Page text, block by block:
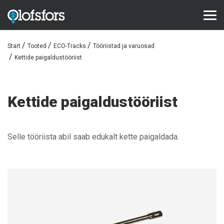
TOOTED
SharqEdges™
TUGI JA TEENINDUS
Korduma kippuvad küsimused
Start Tooted ECO-Tracks
Tööriistad ja varuosad
Kettide paigaldustööriist
Kettide paigaldustööriist
Selle tööriista abil saab edukalt kette paigaldada.